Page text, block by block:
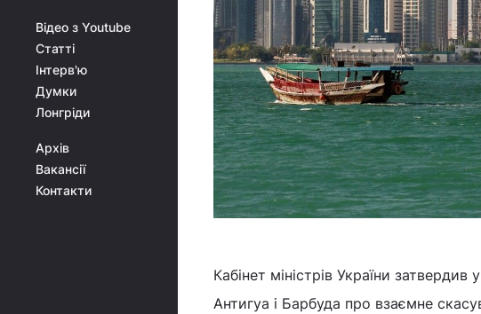
Відео з Youtube
Статті
Інтерв'ю
Думки
Лонгріди
Архів
Вакансії
Контакти
Кабінет міністрів України
Антигуа і Барбуда про взаємне